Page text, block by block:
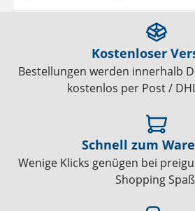
Kostenloser
Bestellungen werden innerhalb
kostenlos per Post /
Schnell zum
Wenige Klicks genügen bei
Shopping